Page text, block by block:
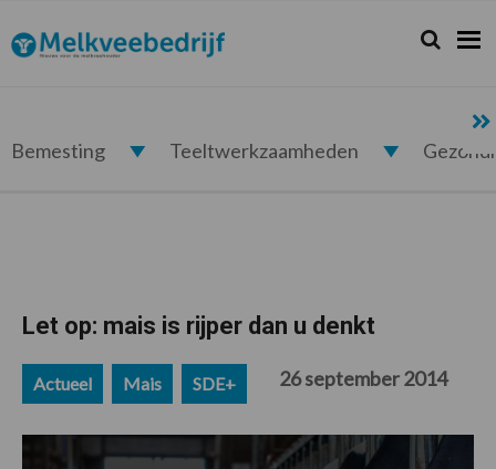
de
hoofdnavigatie
de
hoofd
de
eerste
de
voettekst
Melkveebedrijf.nl Zoeken...
Zoek
Bemesting Teeltwerkzaamheden
Let op: mais is rijper dan u denkt
Actueel Mais SDE+ 26 september 2014